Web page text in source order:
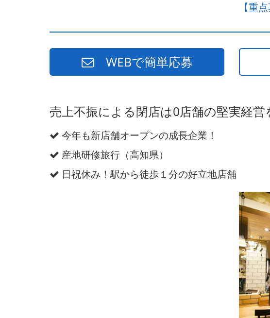
【重
WEBで簡単応募
売上不振による閉店は0店舗の堅実経
今年も新店舗オープンの成長企業！
産地研修旅行（高知県）
日祝休み！駅から徒歩１分の好立地店舗